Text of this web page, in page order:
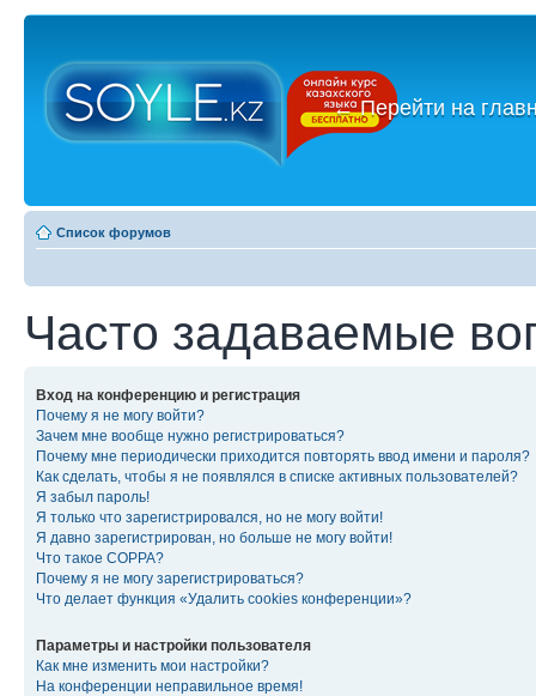
←Перейти на
Список форумов
Часто задаваемые
Вход на конференцию и регистрация
Почему я не могу войти?
Зачем мне вообще нужно регистрироваться?
Почему мне периодически приходится повторять ввод имени и пароля?
Как сделать, чтобы я не появлялся в списке активных пользователей?
Я забыл пароль!
Я только что зарегистрировался, но не могу войти!
Я давно зарегистрирован, но больше не могу войти!
Что такое COPPA?
Почему я не могу зарегистрироваться?
Что делает функция «Удалить cookies конференции»?
Параметры и настройки пользователя
Как мне изменить мои настройки?
На конференции неправильное время!